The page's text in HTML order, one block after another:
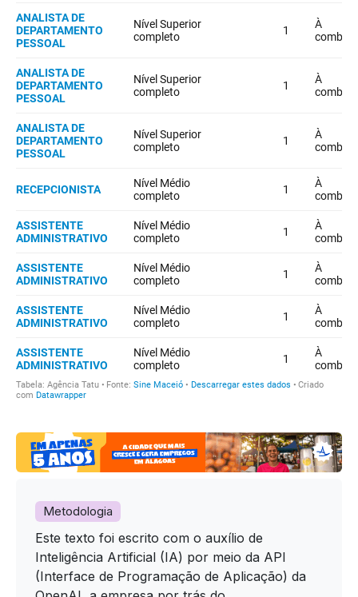
Metodologia
Este texto foi escrito com o auxílio de
Inteligência Artificial (IA) por meio da API
(Interface de Programação de Aplicação) da